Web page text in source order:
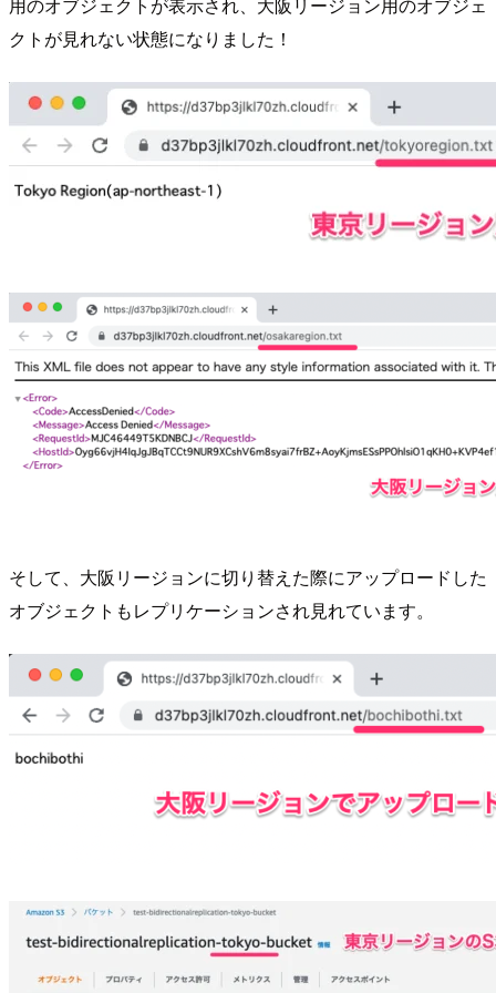
用のオブジェクトが表示され、大阪リージョン用のオブジェ
クトが見れない状態になりました！
そして、大阪リージョンに切り替えた際にアップロードした
オブジェクトもレプリケーションされ見れています。